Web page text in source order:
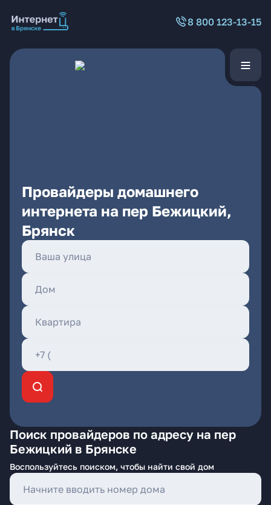
8 800 123-13-15
Провайдеры домашнего
интернета на пер Бежицкий,
Брянск
Поиск провайдеров по адресу на пер
Бежицкий в Брянске
Воспользуйтесь поиском, чтобы найти свой дом